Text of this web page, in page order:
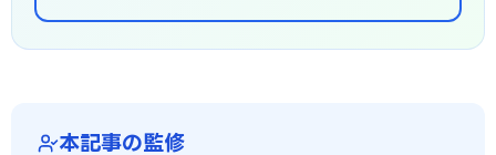
本記事の監修